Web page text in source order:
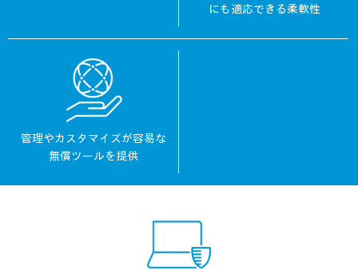
にも適応できる柔軟性
管理やカスタマイズが容易な
無償ツールを提供